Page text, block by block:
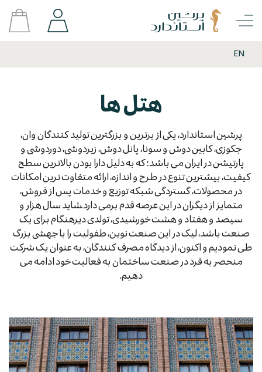
EN
هتل ها
پرشین استاندارد، یکی از برترین و بزرگترین تولید کنندگان وان،
جکوزی، کابین دوش و سونا، پانل دوش، زیردوشی، دوردوشی و
پارتیشن در ایران می باشد؛ که به دلیل دارا بودن بالاترین سطح
کیفیت، بیشترین تنوع در طرح و اندازه، ارائه متفاوت ترین امکانات
در محصولات، گستردگی شبکه توزیع و خدمات پس از فروش،
متمایز از دیگران در این عرصه قدم برمی دارد.شاید سال هزار و
سیصد و هفتاد و هشت خورشیدی، تولدی دیرهنگام برای یک
صنعت باشد، لیک در این صنعت نوین، طفولیت را با جهشی بزرگ
طی نمودیم و اکنون، از دیدگاه مصرف کنندگان، به عنوان یک شرکت
منحصر به فرد در صنعت ساختمان به فعالیت خود ادامه می
دهیم.